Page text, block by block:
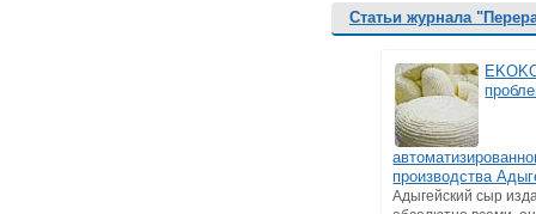
Статьи журнала
производства
Адыгейский сыр